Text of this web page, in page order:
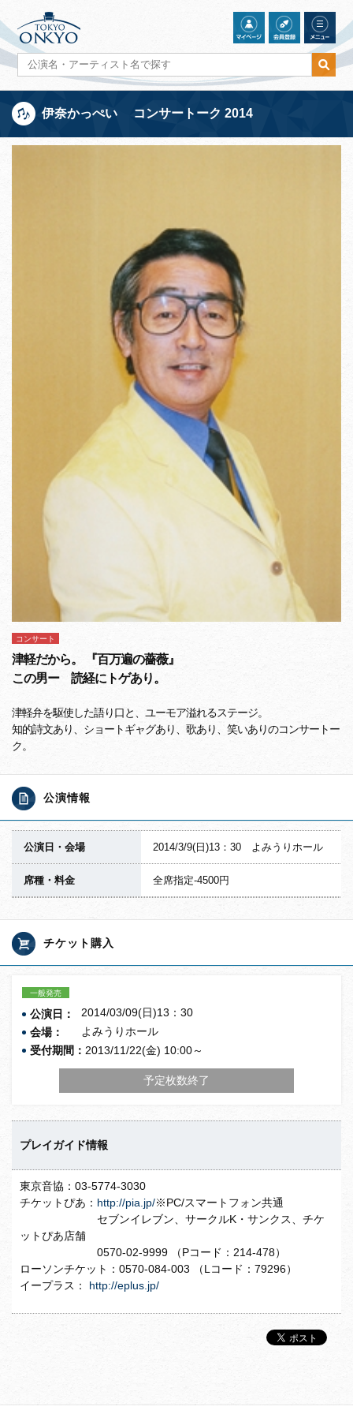
伊奈かっぺい コンサートーク 2014
コンサート
津軽だから。 『百万遍の薔薇』
この男ー 読経にトゲあり。
津軽弁を駆使した語り口と、ユーモア溢れるステージ。
知的詩文あり、ショートギャグあり、歌あり、笑いありのコンサートー
ク。
公演情報
公演日・会場 2014/3/9(日)13：30 よみうりホール
席種・料金 全席指定-4500円
チケット購入
一般発売
公演日：
2014/03/09(日)13：30
会場：
よみうりホール
受付期間： 2013/11/22(金) 10:00～
予定枚数終了
プレイガイド情報
東京音協：03-5774-3030
チケットぴあ： http://pia.jp/※PC/スマートフォン共通
セブンイレブン、サークルK・サンクス、チケ
ットぴあ店舗
0570-02-9999 （Pコード：214-478）
ローソンチケット：0570-084-003 （Lコード：79296）
イープラス： http://eplus.jp/